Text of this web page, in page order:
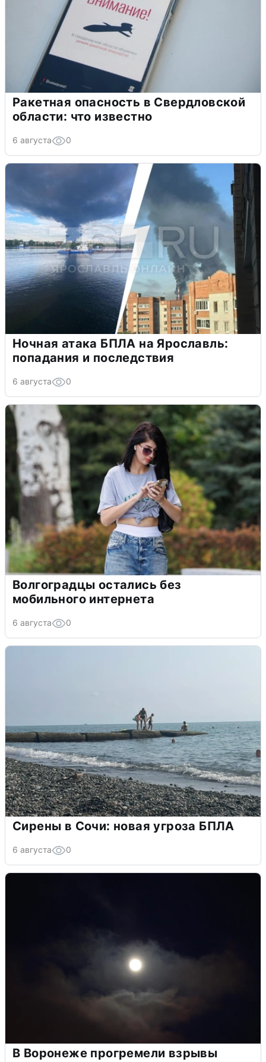
Ракетная опасность в Свердловской
области: что известно
6 августа 0
Ночная атака БПЛА на Ярославль:
попадания и последствия
6 августа 0
Волгоградцы остались без
мобильного интернета
6 августа 0
Сирены в Сочи: новая угроза БПЛА
6 августа 0
В Воронеже прогремели взрывы